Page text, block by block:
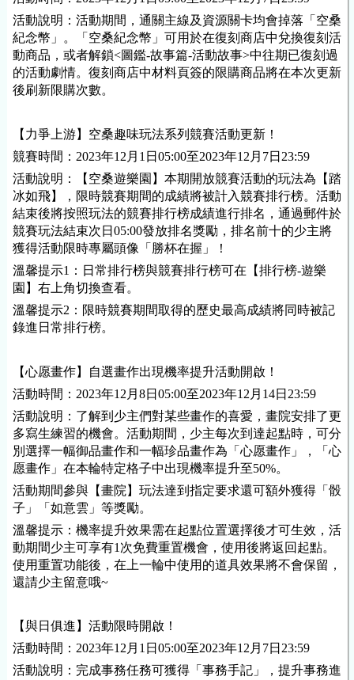
活動說明：活動期間，通關主線及資源關卡均會掉落「空桑
紀念幣」。「空桑紀念幣」可用於在復刻商店中兌換復刻活
動商品，或者解鎖<圖鑑-故事篇-活動故事>中往期已復刻過
的活動劇情。復刻商店中材料頁簽的限購商品將在本次更新
後刷新限購次數。
【力爭上游】空桑趣味玩法系列競賽活動更新！
競賽時間：2023年12 月 1 日05:00至2023年12 月 7日23:59
活動說明：【空桑遊樂園】本期開放競賽活動的玩法為【踏
冰如飛】，限時競賽期間的成績將被計入競賽排行榜。活動
結束後將按照玩法的競賽排行榜成績進行排名，通過郵件於
競賽玩法結束次日05:00發放排名獎勵，排名前十的少主將
獲得活動限時專屬頭像「勝杯在握」！
溫馨提示1：日常排行榜與競賽排行榜可在【排行榜-遊樂
園】右上角切換查看。
溫馨提示2：限時競賽期間取得的歷史最高成績將同時被記
錄進日常排行榜。
【心愿畫作】自選畫作出現機率提升活動開啟！
活動時間：2023年12 月8日05:00至2023年12 月14日23:59
活動說明：了解到少主們對某些畫作的喜愛，畫院安排了更
多寫生練習的機會。活動期間，少主每次到達起點時，可分
別選擇一幅御品畫作和一幅珍品畫作為「心愿畫作」，「心
愿畫作」在本輪特定格子中出現機率提升至50%。
活動期間參與【畫院】玩法達到指定要求還可額外獲得「骰
子」「如意雲」等獎勵。
溫馨提示：機率提升效果需在起點位置選擇後才可生效，活
動期間少主可享有1次免費重置機會，使用後將返回起點。
使用重置功能後，在上一輪中使用的道具效果將不會保留，
還請少主留意哦~
【與日俱進】活動限時開啟！
活動時間：2023年12月 1 日05:00至2023年12月 7日23:59
活動說明：完成事務任務可獲得「事務手記」，提升事務進